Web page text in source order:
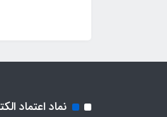
نماد اعتماد